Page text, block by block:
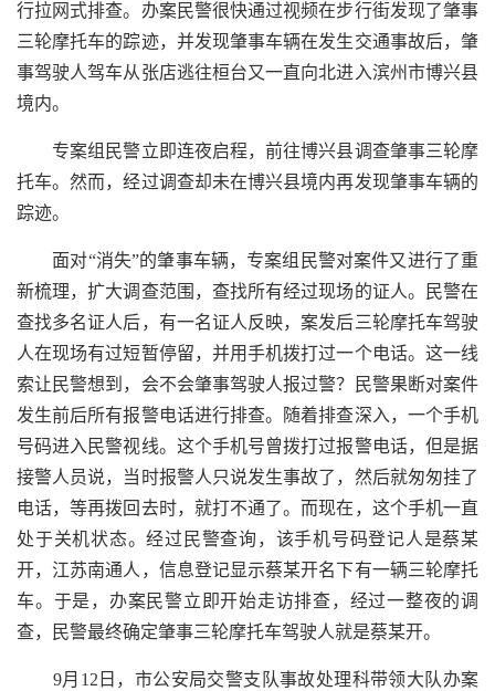
行拉网式排查。办案民警很快通过视频在步行街发现了肇事
三轮摩托车的踪迹，并发现肇事车辆在发生交通事故后，肇
事驾驶人驾车从张店逃往桓台又一直向北进入滨州市博兴县
境内。
专案组民警立即连夜启程，前往博兴县调查肇事三轮摩
托车。然而，经过调查却未在博兴县境内再发现肇事车辆的
踪迹。
面对“消失”的肇事车辆，专案组民警对案件又进行了重
新梳理，扩大调查范围，查找所有经过现场的证人。民警在
查找多名证人后，有一名证人反映，案发后三轮摩托车驾驶
人在现场有过短暂停留，并用手机拨打过一个电话。这一线
索让民警想到，会不会肇事驾驶人报过警？民警果断对案件
发生前后所有报警电话进行排查。随着排查深入，一个手机
号码进入民警视线。这个手机号曾拨打过报警电话，但是据
接警人员说，当时报警人只说发生事故了，然后就匆匆挂了
电话，等再拨回去时，就打不通了。而现在，这个手机一直
处于关机状态。经过民警查询，该手机号码登记人是蔡某
开，江苏南通人，信息登记显示蔡某开名下有一辆三轮摩托
车。于是，办案民警立即开始走访排查，经过一整夜的调
查，民警最终确定肇事三轮摩托车驾驶人就是蔡某开。
9月12日，市公安局交警支队事故处理科带领大队办案